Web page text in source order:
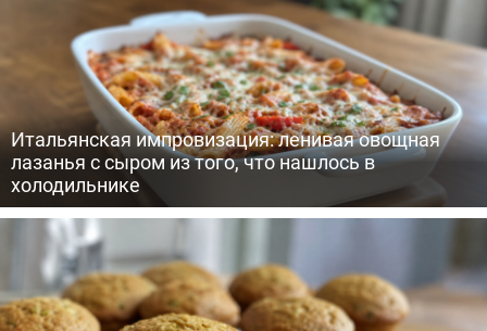
Итальянская импровизация: ленивая овощная
лазанья с сыром из того, что нашлось в
холодильнике